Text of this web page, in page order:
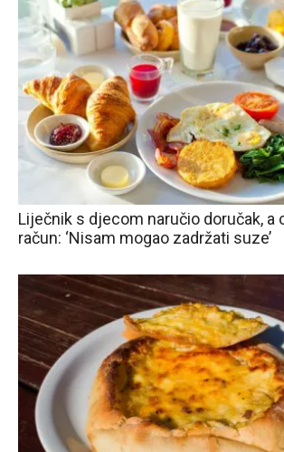
Liječnik s djecom naručio doručak, a
račun: ‘Nisam mogao zadržati suze’